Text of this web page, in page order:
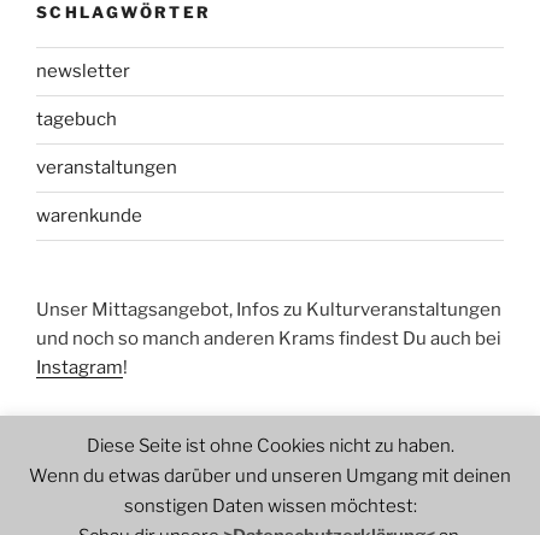
SCHLAGWÖRTER
newsletter
tagebuch
veranstaltungen
warenkunde
Unser Mittagsangebot, Infos zu Kulturveranstaltungen
und noch so manch anderen Krams findest Du auch bei
Instagram!
Diese Seite ist ohne Cookies nicht zu haben.
Wenn du etwas darüber und unseren Umgang mit deinen
sonstigen Daten wissen möchtest: